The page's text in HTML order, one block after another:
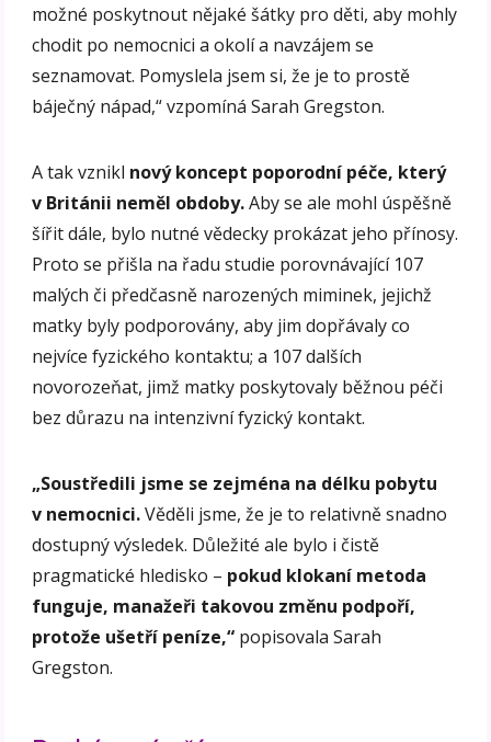
možné poskytnout nějaké šátky pro děti, aby mohly
chodit po nemocnici a okolí a navzájem se
seznamovat. Pomyslela jsem si, že je to prostě
báječný nápad,“ vzpomíná Sarah Gregston.
A tak vznikl nový koncept poporodní péče, který
v Británii neměl obdoby.Aby se ale mohl úspěšně
šířit dále, bylo nutné vědecky prokázat jeho přínosy.
Proto se přišla na řadu studie porovnávající 107
malých či předčasně narozených miminek, jejichž
matky byly podporovány, aby jim dopřávaly co
nejvíce fyzického kontaktu; a 107 dalších
novorozeňat, jimž matky poskytovaly běžnou péči
bez důrazu na intenzivní fyzický kontakt.
„Soustředili jsme se zejména na délku pobytu
v nemocnici.Věděli jsme, že je to relativně snadno
dostupný výsledek. Důležité ale bylo i čistě
pragmatické hledisko – pokud klokaní metoda
funguje, manažeři takovou změnu podpoří,
protože ušetří peníze,“ popisovala Sarah
Gregston.